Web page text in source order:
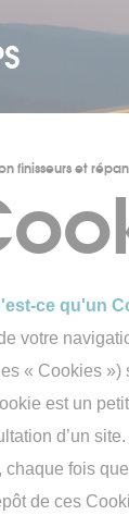
finisseurs et
ce qu'un
de votre
« Cookies »)
est un
d’un
chaque fois
de ces